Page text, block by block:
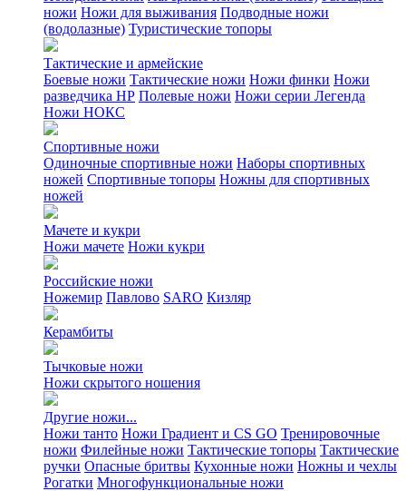
ножи Ножи для выживания Подводные ножи
(водолазные) Туристические топоры
Тактические и армейские
Боевые ножи Тактические ножи Ножи финки Ножи
разведчика НР Полевые ножи Ножи серии Легенда
Ножи НОКС
Спортивные ножи
Одиночные спортивные ножи Наборы спортивных
ножей Спортивные топоры Ножны для спортивных
ножей
Мачете и кукри
Ножи мачете Ножи кукри
Российские ножи
Ножемир Павлово SARO Кизляр
Керамбиты
Тычковые ножи
Ножи скрытого ношения
Другие ножи...
Ножи танто Ножи Градиент и CS GO Тренировочные
ножи Филейные ножи Тактические топоры Тактические
ручки Опасные бритвы Кухонные ножи Ножны и чехлы
Рогатки Многофункциональные ножи